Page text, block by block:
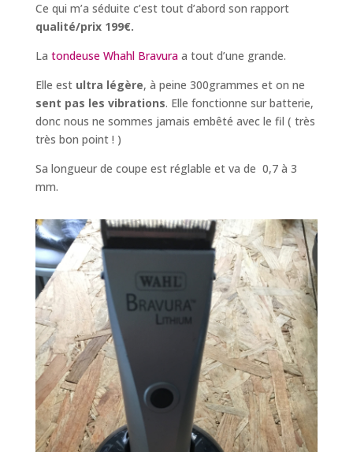
Ce qui m’a séduite c’est tout d’abord son rapport
qualité/prix 199€.
La tondeuse Whahl Bravuraa tout d’une grande.
Elle est ultra légère, à peine 300grammes et on ne
sent pas les vibrations. Elle fonctionne sur batterie,
donc nous ne sommes jamais embêté avec le fil ( très
très bon point ! )
Sa longueur de coupe est réglable et va de 0,7 à 3
mm.